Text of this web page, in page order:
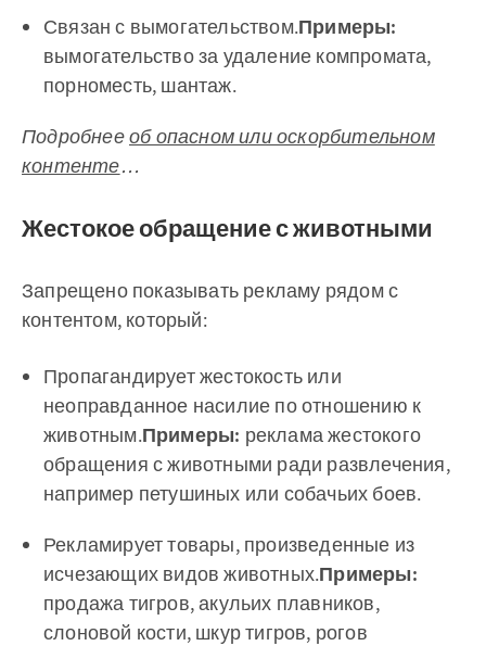
Связан с вымогательством.Примеры:
вымогательство за удаление компромата,
порноместь, шантаж.
Подробнееоб опасном или оскорбительном
контенте…
Жестокое обращение с животными
Запрещено показывать рекламу рядом с
контентом, который:
Пропагандирует жестокость или
неоправданное насилие по отношению к
животным.Примеры: реклама жестокого
обращения с животными ради развлечения,
например петушиных или собачьих боев.
Рекламирует товары, произведенные из
исчезающих видов животных.Примеры:
продажа тигров, акульих плавников,
слоновой кости, шкур тигров, рогов